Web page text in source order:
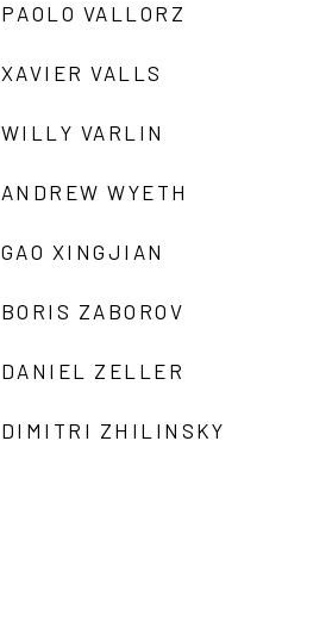
PAOLO VALLORZ
XAVIER VALLS
WILLY VARLIN
ANDREW WYETH
GAO XINGJIAN
BORIS ZABOROV
DANIEL ZELLER
DIMITRI ZHILINSKY